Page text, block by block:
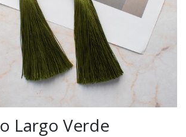
Largo Verde